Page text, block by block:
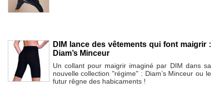
DIM lance des vêtements qui font maigrir :
Diam’s Minceur
Un collant pour maigrir imaginé par DIM dans sa
nouvelle collection "régime" : Diam’s Minceur ou le
futur rêgne des habicaments !